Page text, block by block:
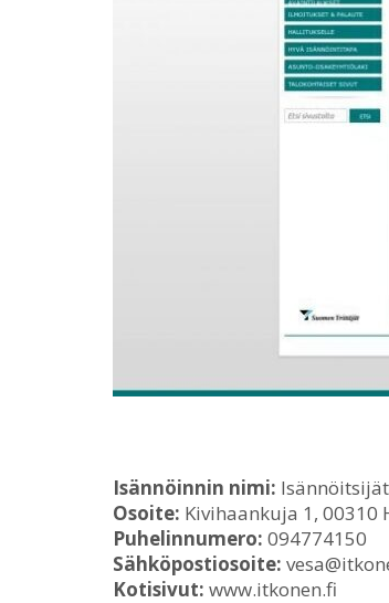
Isännöinnin nimi:
Osoite: Kivihaankuja 1, 00310
Puhelinnumero: 094774150
Sähköpostiosoite:
Kotisivut: www.itkonen.fi